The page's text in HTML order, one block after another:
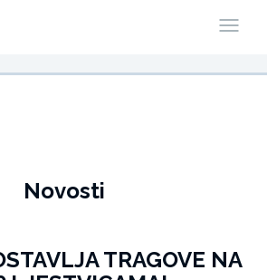
Novosti
TRAGOVE NA